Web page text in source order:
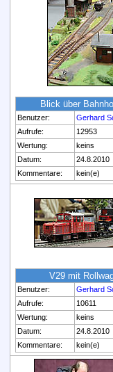
Blick über
Benutzer:
Gerhard
Aufrufe:
12953
Wertung:
keins
Datum:
24.8.2010
Kommentare:
kein(e)
V29 mit
Benutzer:
Gerhard
Aufrufe:
10611
Wertung:
keins
Datum:
24.8.2010
Kommentare:
kein(e)